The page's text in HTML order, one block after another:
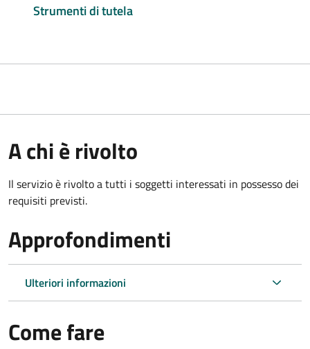
Strumenti di tutela
A chi è rivolto
Il servizio è rivolto a tutti i soggetti interessati in possesso dei
requisiti previsti.
Approfondimenti
Ulteriori informazioni
Come fare